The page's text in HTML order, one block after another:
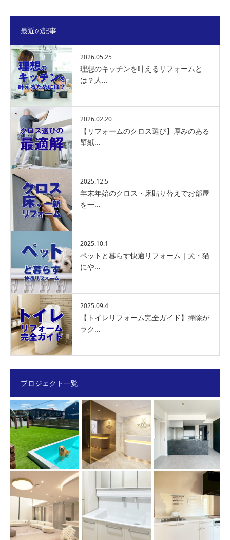
最近の記事
2026.05.25
理想のキッチンを叶えるリフォームと
は？人…
2026.02.20
【リフォームのクロス選び】厚みのある
壁紙…
2025.12.5
年末年始のクロス・床貼り替えでお部屋
を一…
2025.10.1
ペットと暮らす快適リフォーム｜犬・猫
にや…
2025.09.4
【トイレリフォーム完全ガイド】掃除が
ラク…
プロジェクト一覧